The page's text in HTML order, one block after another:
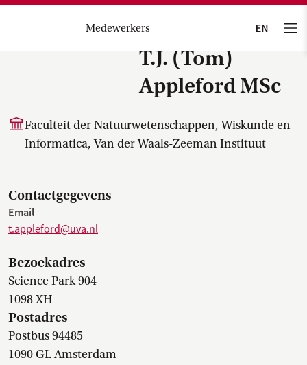
Medewerkers
T.J. (Tom)
Appleford MSc
Faculteit der Natuurwetenschappen, Wiskunde en
Informatica, Van der Waals-Zeeman Instituut
Contactgegevens
Email
t.appleford@uva.nl
Bezoekadres
Science Park 904
1098 XH
Postadres
Postbus 94485
1090 GL Amsterdam